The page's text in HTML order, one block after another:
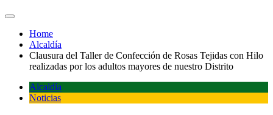
Home
Alcaldía
Clausura del Taller de Confección de Rosas Tejidas con Hilo
realizadas por los adultos mayores de nuestro Distrito
Alcaldía
Noticias